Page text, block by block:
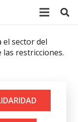
el sector del
restricciones.